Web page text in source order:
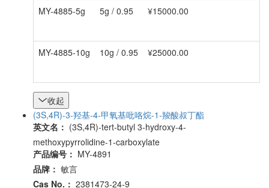
MY-4885-5g 5g / 0.95 ¥15000.00
MY-4885-10g 10g / 0.95 ¥25000.00
收起
(3S,4R)-3-羟基-4-甲氧基吡咯烷-1-羧酸叔丁酯
英文名： (3S,4R)-tert-butyl 3-hydroxy-4-
methoxypyrrolidine-1-carboxylate
产品编号： MY-4891
品牌： 敏言
Cas No.： 2381473-24-9